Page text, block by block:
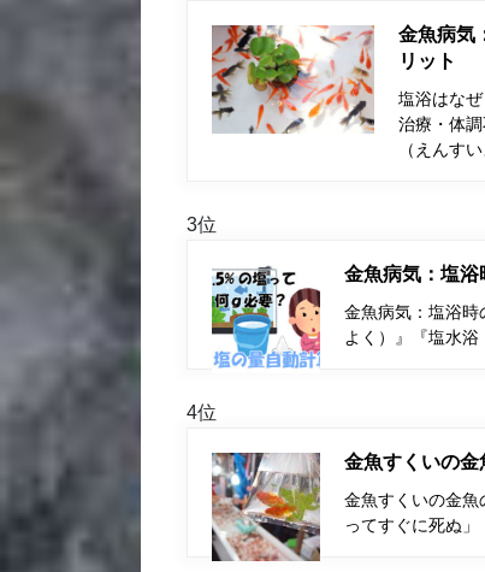
金魚病気
リット
塩浴はな
治療・体
（えんす
3位
金魚病気：塩浴
金魚病気：塩浴時
よく）』『塩水
4位
金魚すくいの
金魚すくいの金
ってすぐに死ぬ